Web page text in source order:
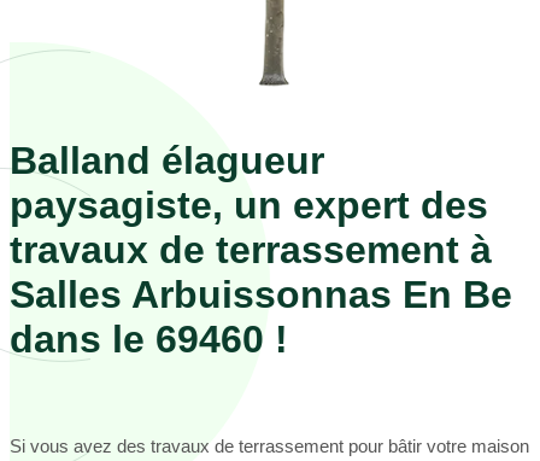
Balland élagueur
paysagiste, un expert des
travaux de terrassement à
Salles Arbuissonnas En Be
dans le 69460 !
Si vous avez des travaux de terrassement pour bâtir votre maison